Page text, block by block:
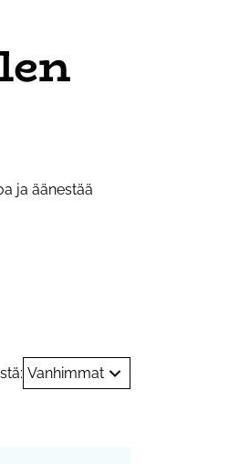
ja äänestää
Vanhimmat